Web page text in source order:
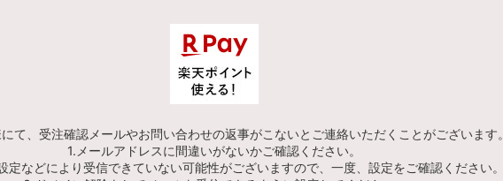
て、受注確認メールやお問い合わせの返事がこないとご連絡いただくことがございます。
1.メールアドレスに間違いがないかご確認ください。
定などにより受信できていない可能性がございますので、一度、設定をご確認ください。